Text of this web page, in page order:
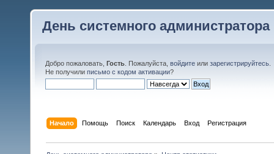
День системного администратора
Добро пожаловать, Гость . Пожалуйста, войдите или зарегистрируйтесь
Не получили письмо с кодом активации?
Начало Помощь Поиск Календарь Вход Регистрация